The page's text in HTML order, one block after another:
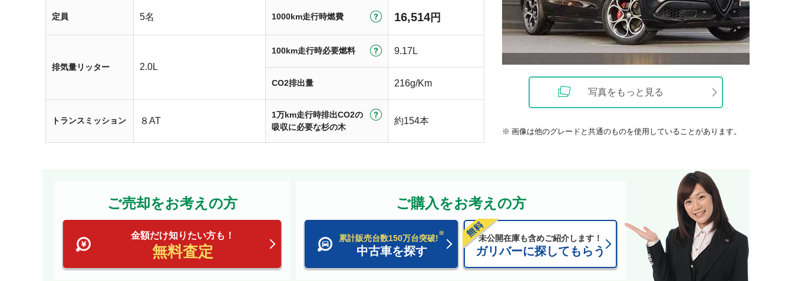
定員 5名 1000km走行時燃費 16,514 円
排気量リッター 2.0L
100km走行時必要燃料 9.17L
CO2排出量 216g/Km
トランスミッション ８AT
1万km走行時排出CO2の
吸収に必要な杉の木
約154本
写真をもっと見る
画像は他のグレードと共通のものを使用していることがあります。
ご売却をお考えの方
金額だけ知りたい方も！
無料査定
ご購入をお考えの方
累計販売台数150万台突破!
※
中古車を探す
未公開在庫も含めご紹介します！
ガリバーに探してもらう